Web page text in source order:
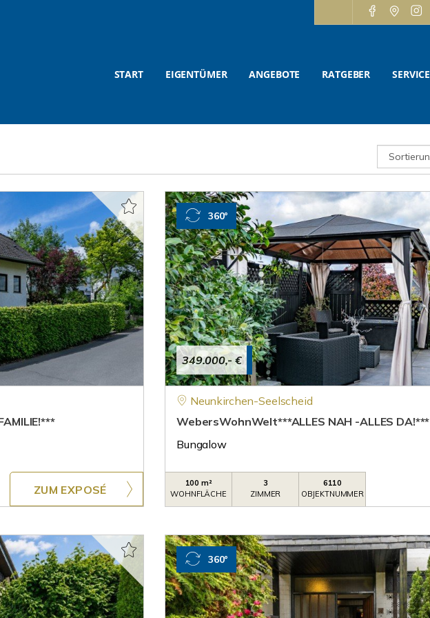
START EIGENTÜMER ANGEBOTE RATGEBER SERVICE
ZUM EXPOSÉ
349.000,- €
360°
Neunkirchen-Seelscheid
WebersWohnWelt***ALLES NAH -ALLES DA!***
Bungalow
100 m²
WOHNFLÄCHE
3
ZIMMER
6110
OBJEKTNUMMER
360°